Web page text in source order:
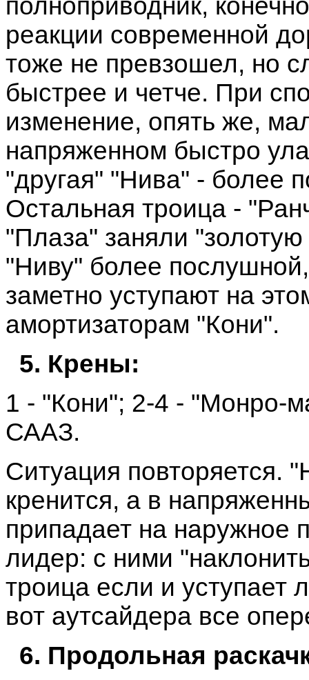
полноприводник,
реакции современной
тоже не превзошел, но
быстрее и четче. При
изменение, опять же,
напряженном быстро
"другая" "Нива" - более
Остальная троица -
"Плаза" заняли
"Ниву" более
заметно уступают на
амортизаторам "Кони".
5. Крены:
1 - "Кони"; 2-4 - "Монро-
СААЗ.
Ситуация повторяется.
кренится, а в
припадает на наружное
лидер: с ними
троица если и уступает
вот аутсайдера все
6. Продольная